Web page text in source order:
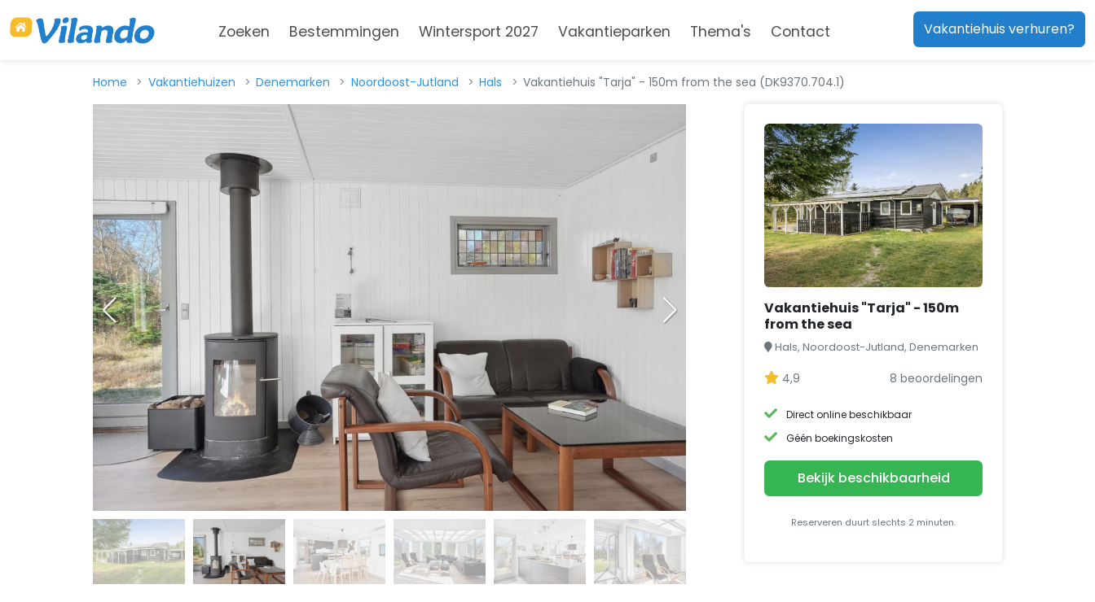
Zoeken Bestemmingen Wintersport 2027 Vakantieparken Thema's Contact Vakantiehuis verhuren?
Home Vakantiehuizen Denemarken Noordoost-Jutland Hals Vakantiehuis "Tarja" - 150m from the sea (DK9370.704.1)
Vakantiehuis "Tarja" - 150m
from the sea
Hals, Noordoost-Jutland, Denemarken
4,9 8 beoordelingen
Direct online beschikbaar
Géén boekingskosten
Bekijk beschikbaarheid
Reserveren duurt slechts 2 minuten.